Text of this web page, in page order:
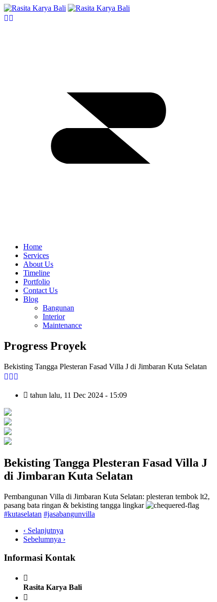
Home
Services
About Us
Timeline
Portfolio
Contact Us
Blog
Bangunan
Interior
Maintenance
Progress Proyek
Bekisting Tangga Plesteran Fasad Villa J di Jimbaran Kuta Selatan
tahun lalu, 11 Dec 2024 - 15:09
Bekisting Tangga Plesteran Fasad Villa J
di Jimbaran Kuta Selatan
Pembangunan Villa di Jimbaran Kuta Selatan: plesteran tembok lt2,
pasang bata ringan & bekisting tangga lingkar
#kutaselatan #jasabangunvilla
‹ Selanjutnya
Sebelumnya ›
Informasi Kontak
Rasita Karya Bali